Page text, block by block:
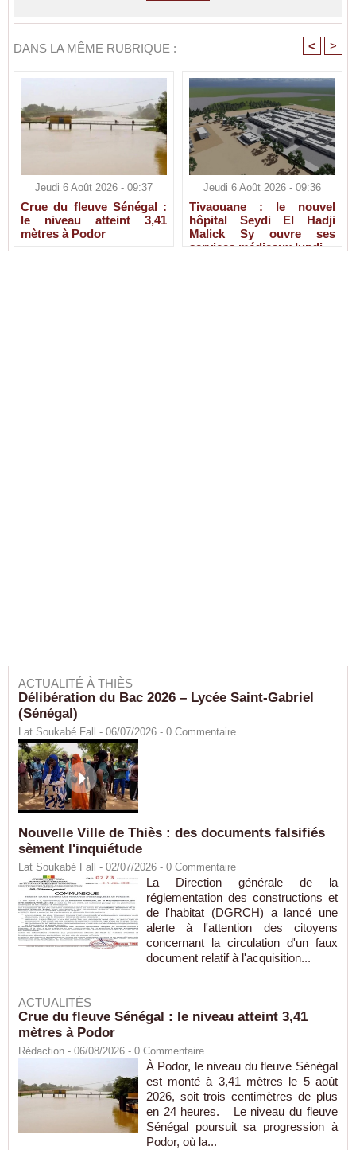
DANS LA MÊME RUBRIQUE : < >
Jeudi 6 Août 2026 - 09:37
Crue du fleuve Sénégal :
le niveau atteint 3,41
mètres à Podor
Jeudi 6 Août 2026 - 09:36
Tivaouane : le nouvel
hôpital Seydi El Hadji
Malick Sy ouvre ses
services médicaux lundi
ACTUALITÉ À THIÈS
Délibération du Bac 2026 – Lycée Saint-Gabriel
(Sénégal)
Lat Soukabé Fall - 06/07/2026 - 0 Commentaire
Nouvelle Ville de Thiès : des documents falsifiés
sèment l'inquiétude
Lat Soukabé Fall - 02/07/2026 - 0 Commentaire
La Direction générale de la
réglementation des constructions et
de l'habitat (DGRCH) a lancé une
alerte à l'attention des citoyens
concernant la circulation d'un faux
document relatif à l'acquisition...
ACTUALITÉS
Crue du fleuve Sénégal : le niveau atteint 3,41
mètres à Podor
Rédaction - 06/08/2026 - 0 Commentaire
À Podor, le niveau du fleuve Sénégal
est monté à 3,41 mètres le 5 août
2026, soit trois centimètres de plus
en 24 heures. Le niveau du fleuve
Sénégal poursuit sa progression à
Podor, où la...